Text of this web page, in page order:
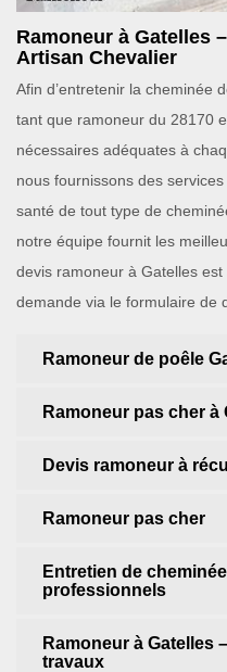
Ramoneur à Gatelles
Artisan Chevalier
Afin d’entretenir la cheminée
tant que ramoneur du 28170
nécessaires adéquates à
nous fournissons des
santé de tout type de
notre équipe fournit les
devis ramoneur à Gatelles
demande via le formulaire de
Ramoneur de poêle
Ramoneur pas cher à
Devis ramoneur à
Ramoneur pas cher
Entretien de
professionnels
Ramoneur à Gatelles
travaux